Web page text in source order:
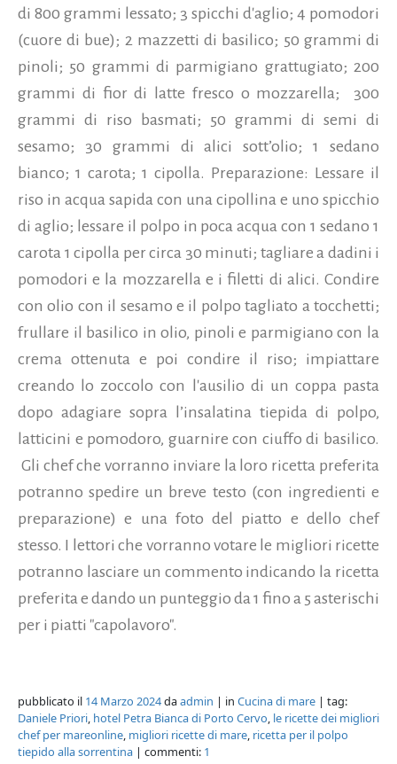
di 800 grammi lessato; 3 spicchi d'aglio; 4 pomodori
(cuore di bue); 2 mazzetti di basilico; 50 grammi di
pinoli; 50 grammi di parmigiano grattugiato; 200
grammi di fior di latte fresco o mozzarella; 300
grammi di riso basmati; 50 grammi di semi di
sesamo; 30 grammi di alici sott’olio; 1 sedano
bianco; 1 carota; 1 cipolla. Preparazione: Lessare il
riso in acqua sapida con una cipollina e uno spicchio
di aglio; lessare il polpo in poca acqua con 1 sedano 1
carota 1 cipolla per circa 30 minuti; tagliare a dadini i
pomodori e la mozzarella e i filetti di alici. Condire
con olio con il sesamo e il polpo tagliato a tocchetti;
frullare il basilico in olio, pinoli e parmigiano con la
crema ottenuta e poi condire il riso; impiattare
creando lo zoccolo con l'ausilio di un coppa pasta
dopo adagiare sopra l’insalatina tiepida di polpo,
latticini e pomodoro, guarnire con ciuffo di basilico.
Gli chef che vorranno inviare la loro ricetta preferita
potranno spedire un breve testo (con ingredienti e
preparazione) e una foto del piatto e dello chef
stesso. I lettori che vorranno votare le migliori ricette
potranno lasciare un commento indicando la ricetta
preferita e dando un punteggio da 1 fino a 5 asterischi
per i piatti "capolavoro".
pubblicato il 14 Marzo 2024daadmin | in Cucina di mare | tag:
Daniele Priori, hotel Petra Bianca di Porto Cervo, le ricette dei migliori
chef per mareonline, migliori ricette di mare, ricetta per il polpo
tiepido alla sorrentina | commenti: 1